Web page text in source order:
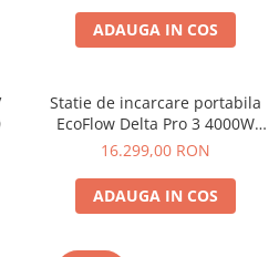
ADAUGA IN COS
Statie de incarcare portabila
EcoFlow Delta Pro 3 4000W
4096Wh
16.299,00 RON
ADAUGA IN COS